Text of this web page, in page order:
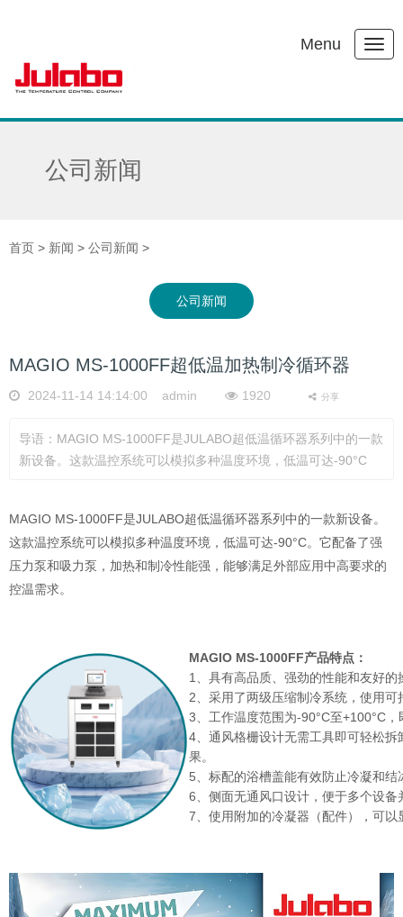
Menu
公司新闻
首页 > 新闻 > 公司新闻 >
公司新闻
MAGIO MS-1000FF超低温加热制冷循环器
2024-11-14 14:14:00 admin 1920 分享
导语：MAGIO MS-1000FF是JULABO超低温循环器系列中的一款
新设备。这款温控系统可以模拟多种温度环境，低温可达-90°C
MAGIO MS-1000FF是JULABO超低温循环器系列中的一款新设备。
这款温控系统可以模拟多种温度环境，低温可达-90°C。它配备了强
压力泵和吸力泵，加热和制冷性能强，能够满足外部应用中高要求的
控温需求。
MAGIO MS-1000FF产品特点：
1、具有高品质、强劲的性能和友好的
2、采用了两级压缩制冷系统，使用
3、工作温度范围为-90°C至+100°C
4、通风格栅设计无需工具即可轻松
果。
5、标配的浴槽盖能有效防止冷凝和结
6、侧面无通风口设计，便于多个设备
7、使用附加的冷凝器（配件），可